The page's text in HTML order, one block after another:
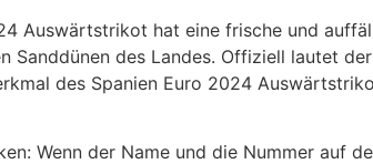
Auswärtstrikot hat eine frische und
Sanddünen des Landes. Offiziell lautet
des Spanien Euro 2024
Wenn der Name und die Nummer auf